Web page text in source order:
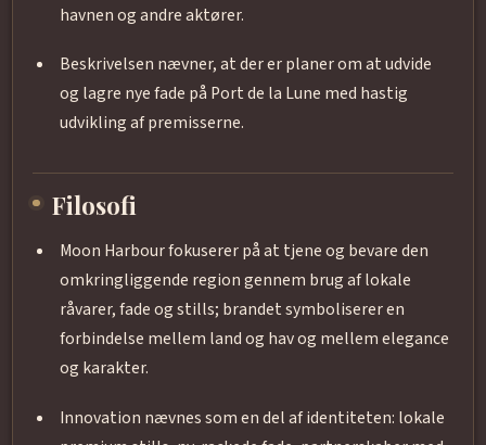
havnen og andre aktører.
Beskrivelsen nævner, at der er planer om at udvide
og lagre nye fade på Port de la Lune med hastig
udvikling af premisserne.
Filosofi
Moon Harbour fokuserer på at tjene og bevare den
omkringliggende region gennem brug af lokale
råvarer, fade og stills; brandet symboliserer en
forbindelse mellem land og hav og mellem elegance
og karakter.
Innovation nævnes som en del af identiteten: lokale